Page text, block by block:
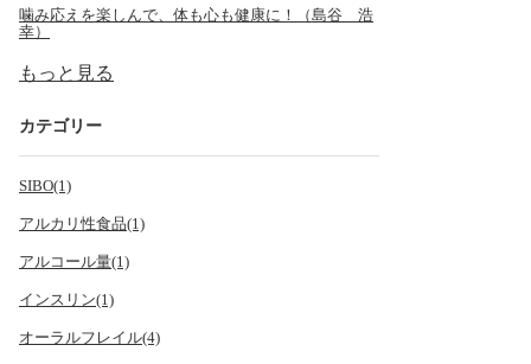
噛み応えを楽しんで、体も心も健康に！（島谷 浩
幸）
もっと見る
カテゴリー
SIBO(1)
アルカリ性食品(1)
アルコール量(1)
インスリン(1)
オーラルフレイル(4)